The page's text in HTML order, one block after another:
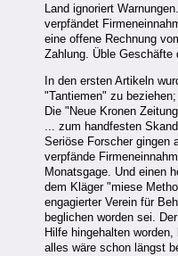
Land ignoriert
verpfändet
eine offene Rechnung
Zahlung. Üble Geschäfte
In den ersten Artikeln
"Tantiemen" zu
Die "Neue Kronen
... zum handfesten
Seriöse Forscher gingen
verpfände
Monatsgage. Und einen
dem Kläger "miese
engagierter Verein für
beglichen worden sei.
Hilfe hingehalten
alles wäre schon längst